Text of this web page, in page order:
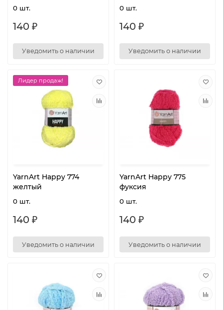
0 шт.
140 ₽
Уведомить о наличии
0 шт.
140 ₽
Уведомить о наличии
Лидер продаж!
YarnArt Happy 774
желтый
0 шт.
140 ₽
Уведомить о наличии
YarnArt Happy 775
фуксия
0 шт.
140 ₽
Уведомить о наличии